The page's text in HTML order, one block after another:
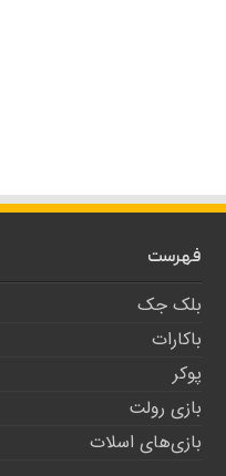
فهرست
بلک جک
باکارات
پوکر
بازی رولت
بازی‌های اسلات